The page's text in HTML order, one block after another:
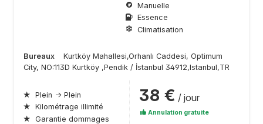
Manuelle
Essence
Climatisation
Bureaux
Kurtköy Mahallesi,Orhanlı Caddesi, Optimum
City, NO:113D Kurtköy ,Pendik / İstanbul 34912,Istanbul,TR
★ Plein → Plein
★ Kilométrage illimité
★ Garantie dommages
38 € / jour
Annulation gratuite